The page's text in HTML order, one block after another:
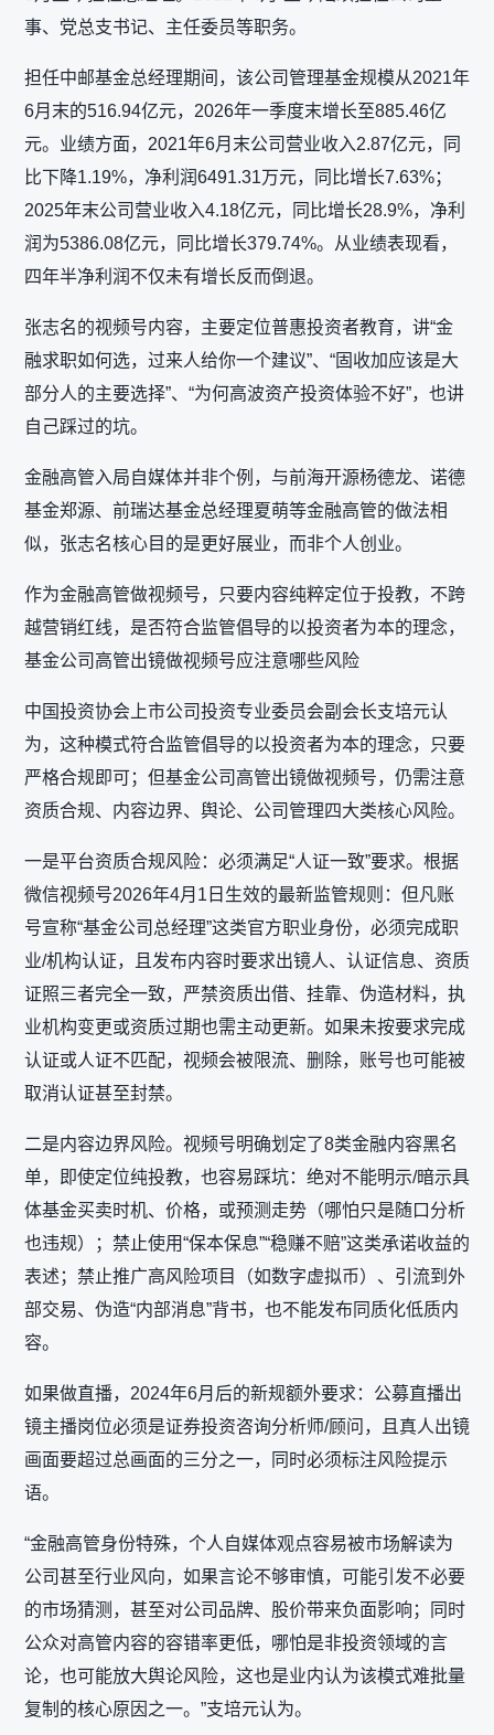
事、党总支书记、主任委员等职务。
担任中邮基金总经理期间，该公司管理基金规模从2021年
6月末的516.94亿元，2026年一季度末增长至885.46亿
元。业绩方面，2021年6月末公司营业收入2.87亿元，同
比下降1.19%，净利润6491.31万元，同比增长7.63%；
2025年末公司营业收入4.18亿元，同比增长28.9%，净利
润为5386.08亿元，同比增长379.74%。从业绩表现看，
四年半净利润不仅未有增长反而倒退。
张志名的视频号内容，主要定位普惠投资者教育，讲“金
融求职如何选，过来人给你一个建议”、“固收加应该是大
部分人的主要选择”、“为何高波资产投资体验不好”，也讲
自己踩过的坑。
金融高管入局自媒体并非个例，与前海开源杨德龙、诺德
基金郑源、前瑞达基金总经理夏萌等金融高管的做法相
似，张志名核心目的是更好展业，而非个人创业。
作为金融高管做视频号，只要内容纯粹定位于投教，不跨
越营销红线，是否符合监管倡导的以投资者为本的理念，
基金公司高管出镜做视频号应注意哪些风险
中国投资协会上市公司投资专业委员会副会长支培元认
为，这种模式符合监管倡导的‌以投资者为本‌的理念，只要
严格合规即可；但基金公司高管出镜做视频号，仍需注意‌
资质合规、内容边界、舆论、公司管理‌四大类核心风险。
一是平台资质合规风险：必须满足“人证一致”要求。根据
微信视频号2026年4月1日生效的最新监管规则：但凡账
号宣称“基金公司总经理”这类官方职业身份，必须完成‌职
业/机构认证‌，且发布内容时要求‌出镜人、认证信息、资质
证照三者完全一致‌，严禁资质出借、挂靠、伪造材料，执
业机构变更或资质过期也需主动更新。如果未按要求完成
认证或人证不匹配，视频会被限流、删除，账号也可能被
取消认证甚至封禁。
二是内容边界风险。视频号明确划定了8类金融内容黑名
单，即使定位纯投教，也容易踩坑：绝对不能‌明示/暗示具
体基金买卖时机、价格，或预测走势‌（哪怕只是随口分析
也违规）；禁止使用“保本保息”“稳赚不赔”这类承诺收益的
表述；禁止推广高风险项目（如数字虚拟币）、引流到外
部交易、伪造“内部消息”背书，也不能发布同质化低质内
容。
如果做直播，2024年6月后的新规额外要求：公募直播出
镜主播岗位必须是证券投资咨询分析师/顾问，且真人出镜
画面要超过总画面的三分之一，同时必须标注风险提示
语。
“金融高管身份特殊，个人自媒体观点容易被市场解读为
公司甚至行业风向，如果言论不够审慎，可能引发不必要
的市场猜测，甚至对公司品牌、股价带来负面影响；同时
公众对高管内容的容错率更低，哪怕是非投资领域的言
论，也可能放大舆论风险，这也是业内认为该模式难批量
复制的核心原因之一。”支培元认为。